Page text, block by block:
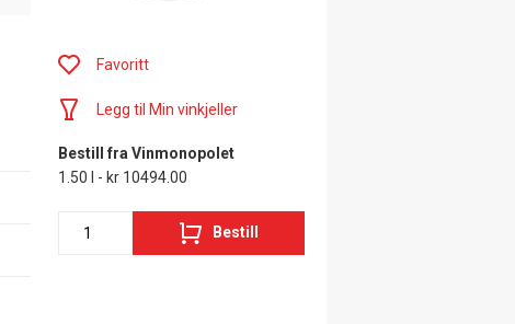
Favoritt
Legg til Min vinkjeller
Bestill fra Vinmonopolet
1.50 l - kr 10494.00
Bestill